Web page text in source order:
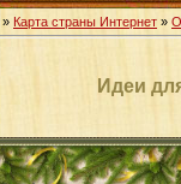
» Карта страны Интернет »
Идеи